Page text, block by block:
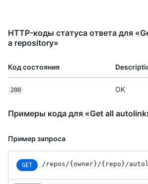
HTTP-коды статуса ответа для
a repository»
Код состояния
200 OK
Примеры кода для «Get all
Пример запроса
GET /repos/{owner}/{repo}/